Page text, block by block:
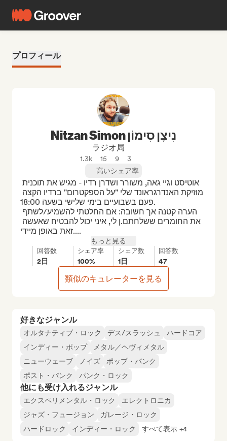
プロフィール
好きなジャンル
オルタナティブ・ロック デス/スラッシュ
ハードコア
インディー・ポップ
メタル／ヘヴィメタル
ニューウェーブ
ノイズ
ポップ・パンク
ポスト・パンク
パンク・ロック
他にも受け入れるジャンル
エクスペリメンタル・ロック
エレクトロニカ
ジャズ・フュージョン
ガレージ・ロック
ハードロック
インディー・ロック すべて表示 +4
Nitzan Simon נִיצָן סִימוֹן
ラジオ局
1.3k 15 9
3
高いシェア率
פעם בשבועיים בימי שלישי בשעה 18:00.
זאת באופן מיידי....
もっと見る
回答数
2日
シェア率
100%
シェア数
1日
回答数
47
類似のキュレーターを見る